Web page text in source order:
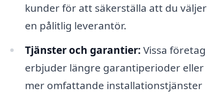
kunder för att säkerställa att du väljer
en pålitlig leverantör.
Tjänster och garantier: Vissa företag
erbjuder längre garantiperioder eller
mer omfattande installationstjänster